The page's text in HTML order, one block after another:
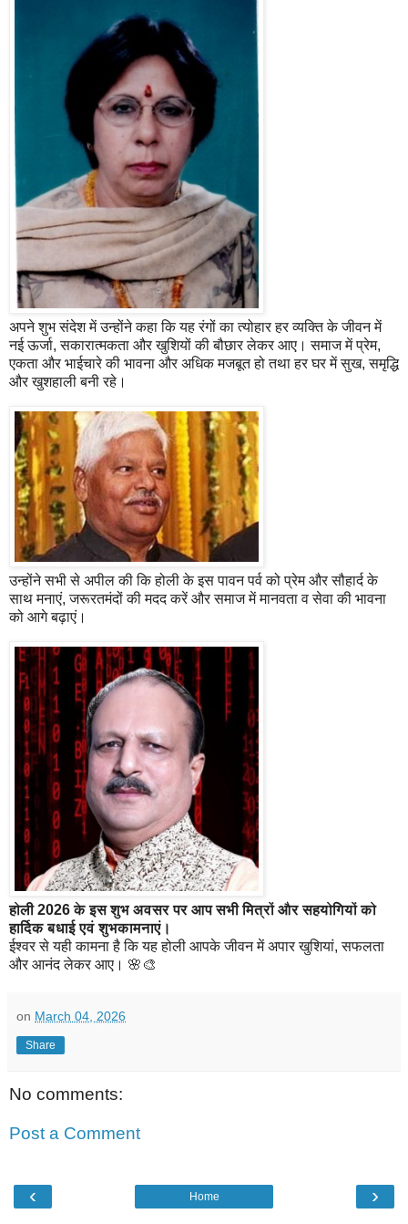
अपने शुभ संदेश में उन्होंने कहा कि यह रंगों का त्योहार हर व्यक्ति के जीवन में
नई ऊर्जा, सकारात्मकता और खुशियों की बौछार लेकर आए। समाज में प्रेम,
एकता और भाईचारे की भावना और अधिक मजबूत हो तथा हर घर में सुख, समृद्धि
और खुशहाली बनी रहे।
उन्होंने सभी से अपील की कि होली के इस पावन पर्व को प्रेम और सौहार्द के
साथ मनाएं, जरूरतमंदों की मदद करें और समाज में मानवता व सेवा की भावना
को आगे बढ़ाएं।
होली 2026 के इस शुभ अवसर पर आप सभी मित्रों और सहयोगियों को
हार्दिक बधाई एवं शुभकामनाएं।
ईश्वर से यही कामना है कि यह होली आपके जीवन में अपार खुशियां, सफलता
और आनंद लेकर आए। 🌸🎨
on March 04, 2026
Share
No comments:
Post a Comment
‹ ›
Home